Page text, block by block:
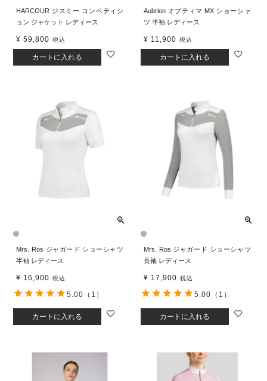
HARCOUR ジスミー コンペティシ
ョン ジャケット レディース
¥ 59,800 税込
カートに入れる
Aubrion オプティマ MX ショーシャ
ツ 半袖 レディース
¥ 11,900 税込
カートに入れる
Mrs. Ros ジャガード ショーシャツ
半袖 レディース
¥ 16,900 税込
カートに入れる
5.00 （1）
Mrs. Ros ジャガード ショーシャツ
長袖 レディース
¥ 17,900 税込
カートに入れる
5.00 （1）